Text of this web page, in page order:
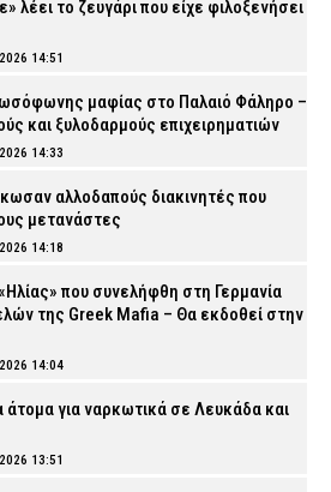
λέει το ζευγάρι που είχε φιλοξενήσει
14:51
μαφίας στο Παλαιό Φάληρο –
και ξυλοδαρμούς επιχειρηματιών
14:33
αλλοδαπούς διακινητές που
μετανάστες
14:18
που συνελήφθη στη Γερμανία
της Greek Mafia – Θα εκδοθεί στην
14:04
για ναρκωτικά σε Λευκάδα και
13:51